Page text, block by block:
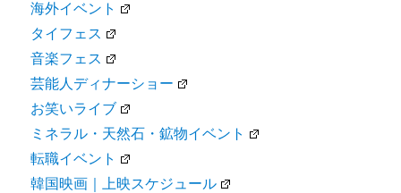
海外イベント
タイフェス
音楽フェス
芸能人ディナーショー
お笑いライブ
ミネラル・天然石・鉱物イベント
転職イベント
韓国映画｜上映スケジュール